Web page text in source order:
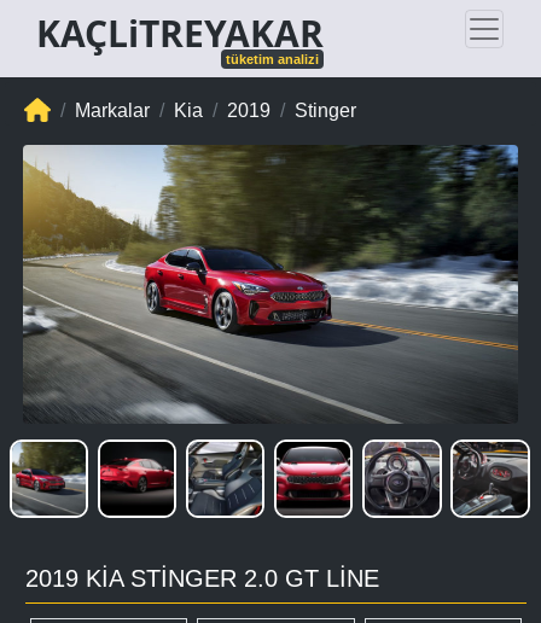
KAÇLiTREYAKAR
tüketim analizi
Markalar Kia 2019 Stinger
2019 KIA STINGER 2.0 GT LINE